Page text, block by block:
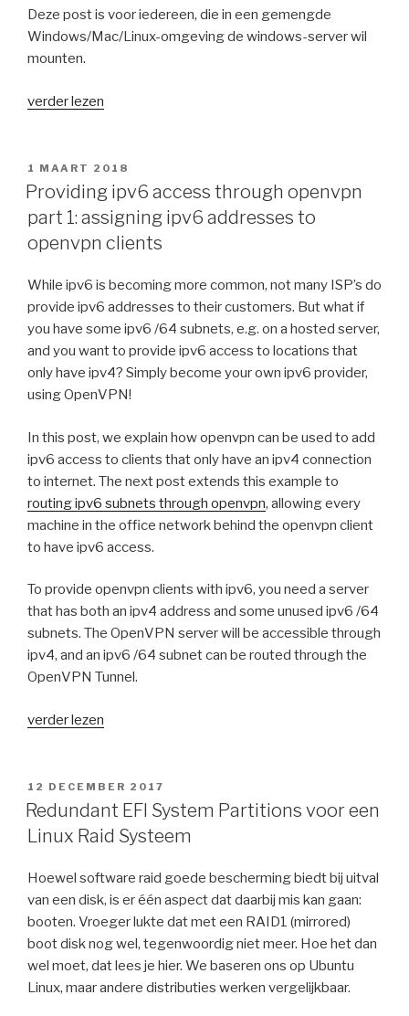
additional
subnets”
Deze post is voor iedereen, die in een gemengde
Windows/Mac/Linux-omgeving de windows-server wil
mounten.
“Samba
op
spatie
of
punt”
verder lezen
GEPLAATST
OP
1 MAART 2018
Providing ipv6 access through openvpn
part 1: assigning ipv6 addresses to
openvpn clients
While ipv6 is becoming more common, not many ISP’s do
provide ipv6 addresses to their customers. But what if
you have some ipv6 /64 subnets, e.g. on a hosted server,
and you want to provide ipv6 access to locations that
only have ipv4? Simply become your own ipv6 provider,
using OpenVPN!
In this post, we explain how openvpn can be used to add
ipv6 access to clients that only have an ipv4 connection
to internet. The next post extends this example to
routing ipv6 subnets through openvpn, allowing every
machine in the office network behind the openvpn client
to have ipv6 access.
To provide openvpn clients with ipv6, you need a server
that has both an ipv4 address and some unused ipv6 /64
subnets. The OpenVPN server will be accessible through
ipv4, and an ipv6 /64 subnet can be routed through the
OpenVPN Tunnel.
“Providing
through
openvpn
part
assigning
ipv6
addresses
to
openvpn
clients”
verder lezen
GEPLAATST
OP
12 DECEMBER 2017
Redundant EFI System Partitions voor een
Linux Raid Systeem
Hoewel software raid goede bescherming biedt bij uitval
van een disk, is er één aspect dat daarbij mis kan gaan:
booten. Vroeger lukte dat met een RAID1 (mirrored)
boot disk nog wel, tegenwoordig niet meer. Hoe het dan
wel moet, dat lees je hier. We baseren ons op Ubuntu
Linux, maar andere distributies werken vergelijkbaar.